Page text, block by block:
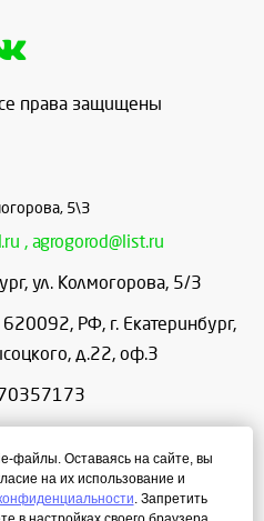
права защищены
5\3
, agrogorod@list.ru
, ул. Колмогорова, 5/3
РФ, г. Екатеринбург,
д.22, оф.3
файлы. Оставаясь на сайте, вы
на их использование и
. Запретить